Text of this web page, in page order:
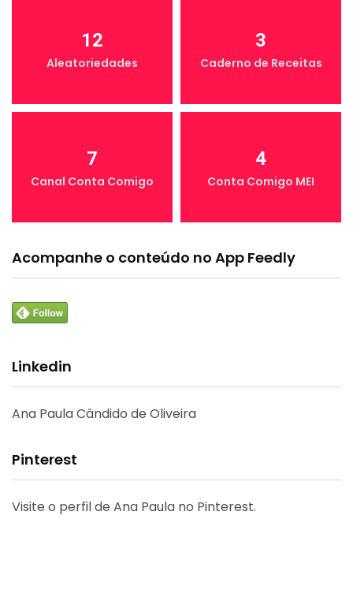
12
Aleatoriedades
3
Caderno de Receitas
7
Canal Conta Comigo
4
Conta Comigo MEI
Acompanhe o conteúdo no App Feedly
Linkedin
Ana Paula Cândido de Oliveira
Pinterest
Visite o perfil de Ana Paula no Pinterest.